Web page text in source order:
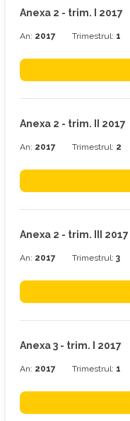
Anexa 2 - trim. I 2017
An: 2017 Trimestrul: 1
Anexa 2 - trim. II 2017
An: 2017 Trimestrul: 2
Anexa 2 - trim. III 2017
An: 2017 Trimestrul: 3
Anexa 3 - trim. I 2017
An: 2017 Trimestrul: 1